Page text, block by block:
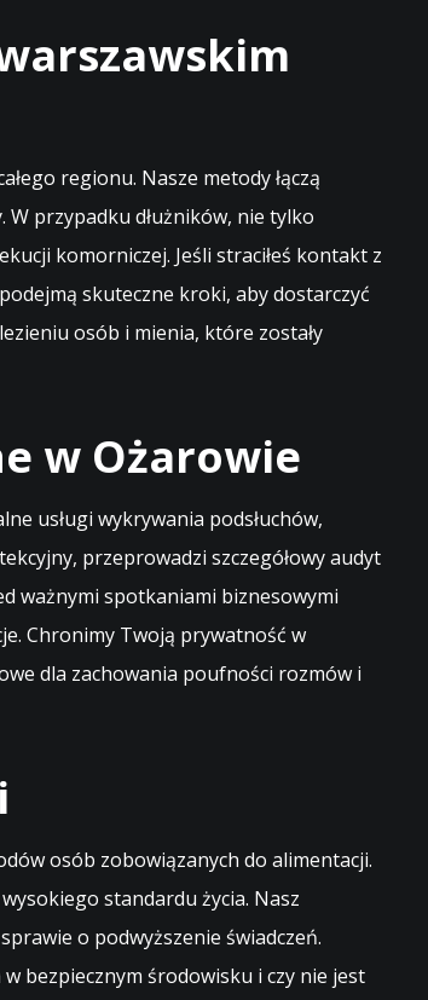
regionu. Nasze metody łączą
przypadku dłużników, nie tylko
komorniczej. Jeśli straciłeś kontakt z
skuteczne kroki, aby dostarczyć
osób i mienia, które zostały
w Ożarowie
usługi wykrywania podsłuchów,
przeprowadzi szczegółowy audyt
ważnymi spotkaniami biznesowymi
Chronimy Twoją prywatność w
dla zachowania poufności rozmów i
osób zobowiązanych do alimentacji.
standardu życia. Nasz
o podwyższenie świadczeń.
bezpiecznym środowisku i czy nie jest